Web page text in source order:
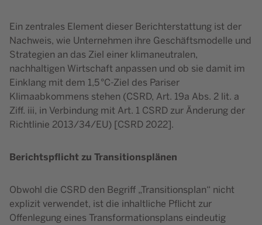
Ein zentrales Element dieser Berichterstattung ist der
Nachweis, wie Unternehmen ihre Geschäftsmodelle und
Strategien an das Ziel einer klimaneutralen,
nachhaltigen Wirtschaft anpassen und ob sie damit im
Einklang mit dem 1,5 °C-Ziel des Pariser
Klimaabkommens stehen (CSRD, Art. 19a Abs. 2 lit. a
Ziff. iii, in Verbindung mit Art. 1 CSRD zur Änderung der
Richtlinie 2013/34/EU) [CSRD 2022].
Berichtspflicht zu Transitionsplänen
Obwohl die CSRD den Begriff „Transitionsplan“ nicht
explizit verwendet, ist die inhaltliche Pflicht zur
Offenlegung eines Transformationsplans eindeutig